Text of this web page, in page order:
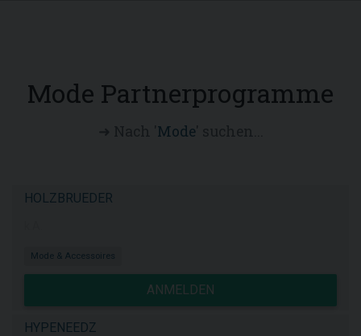
Mode Partnerprogramme
Mode
HOLZBRUEDER
Mode & Accessoires
ANMELDEN
HYPENEEDZ